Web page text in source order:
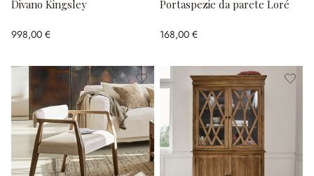
Divano Kingsley
998,00 €
Portaspezie da parete Loré
168,00 €